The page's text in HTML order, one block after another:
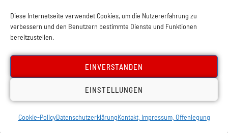
Diese Internetseite verwendet Cookies, um die Nutzererfahrung zu
verbessern und den Benutzern bestimmte Dienste und Funktionen
bereitzustellen.
EINVERSTANDEN
EINSTELLUNGEN
Cookie-PolicyDatenschutzerklärungKontakt, Impressum, Offenlegung
Datenschutz Kontakt